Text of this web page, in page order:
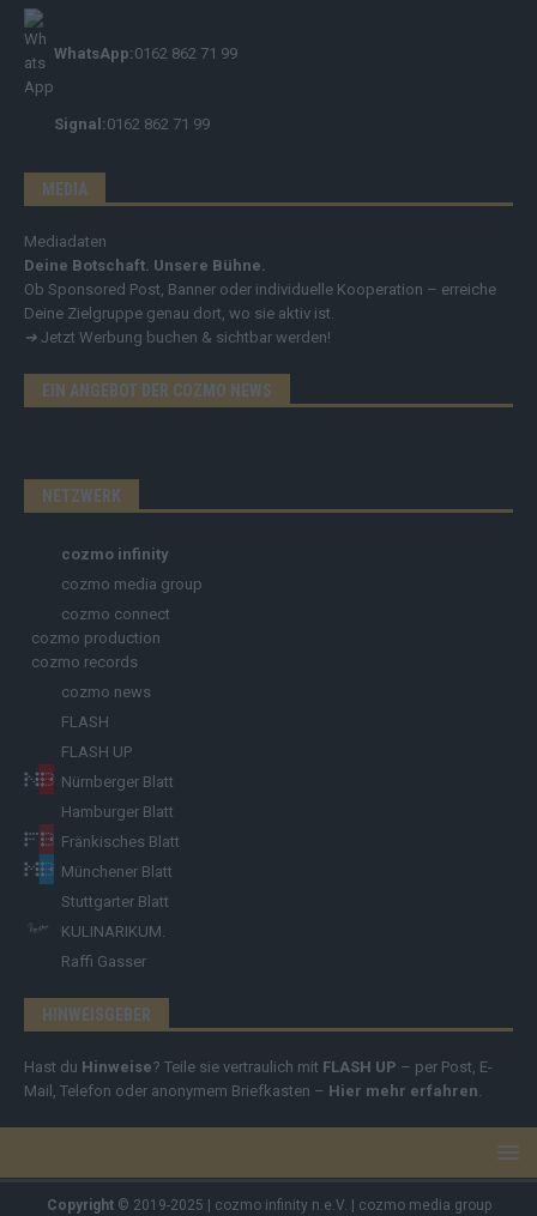
WhatsApp:0162 862 71 99
Signal:0162 862 71 99
MEDIA
Mediadaten
Deine Botschaft. Unsere Bühne.
Ob Sponsored Post, Banner oder individuelle Kooperation – erreiche
Deine Zielgruppe genau dort, wo sie aktiv ist.
➔ Jetzt Werbung buchen & sichtbar werden!
EIN ANGEBOT DER COZMO NEWS
NETZWERK
cozmo infinity
cozmo media group
cozmo connect
cozmo production
cozmo records
cozmo news
FLASH
FLASH UP
Nürnberger Blatt
Hamburger Blatt
Fränkisches Blatt
Münchener Blatt
Stuttgarter Blatt
KULINARIKUM.
Raffi Gasser
HINWEISGEBER
Hast du Hinweise? Teile sie vertraulich mit FLASH UP – per Post, E-
Mail, Telefon oder anonymem Briefkasten – Hier mehr erfahren.
Copyright© 2019-2025 | cozmo infinity n.e.V. | cozmo media group